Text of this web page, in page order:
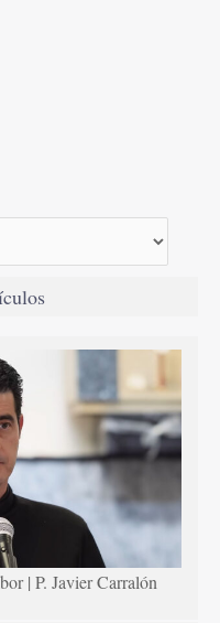
| P. Javier Carralón